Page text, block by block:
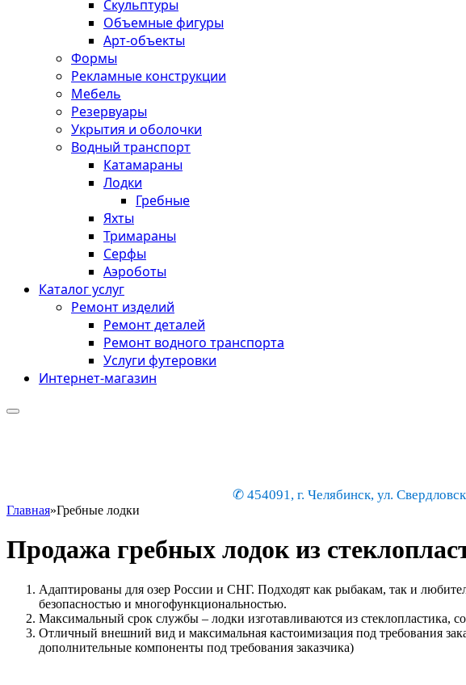
Скульптуры
Объемные фигуры
Арт-объекты
Формы
Рекламные конструкции
Мебель
Резервуары
Укрытия и оболочки
Водный транспорт
Катамараны
Лодки
Гребные
Яхты
Тримараны
Серфы
Аэроботы
Каталог услуг
Ремонт изделий
Ремонт деталей
Ремонт водного транспорта
Услуги футеровки
Интернет-магазин
✆ 454091, г. Челябинск, ул.
Главная»Гребные лодки
Продажа гребных лодок из
Адаптированы для озер России и СНГ. Подходят как рыбакам, так и
безопасностью и многофункциональностью.
Максимальный срок службы – лодки изготавливаются из стеклопластика,
Отличный внешний вид и максимальная кастоимизация под требования
дополнительные компоненты под требования заказчика)